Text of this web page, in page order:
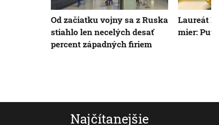
Najčítanejšie
Od začiatku vojny sa z Ruska
stiahlo len necelých desať
percent západných firiem
Laureát
mier: